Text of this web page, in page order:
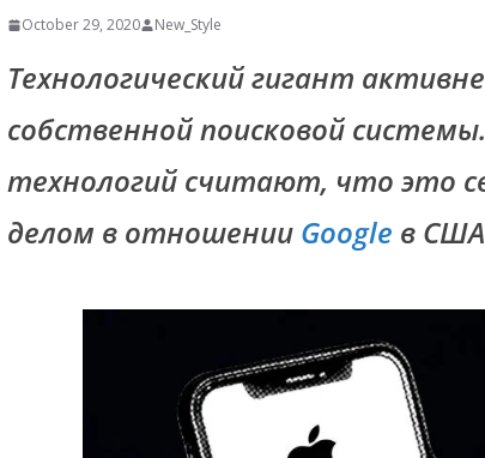
October 29, 2020 New_Style
Технологический гигант
собственной поисковой
технологий считают, что это
делом в отношении Google в